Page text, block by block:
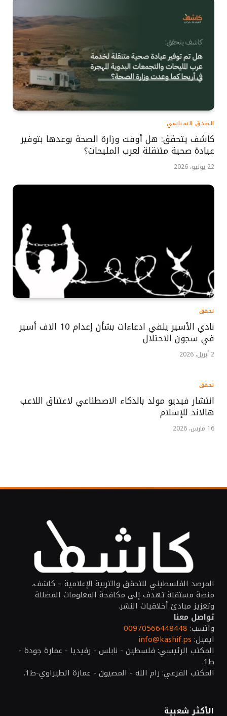
الصدق السياسي
كاشف يتحقق: هل أوفت وزارة الصحة بوعدها بتوفير
عيادة صحية متنقلة لعرب المليحات؟
22 يوليو، 2026
تحقق
نادي الأسير ينفي ادعاءات بشأن إعدام 10 الاف أسير
في سجون الاحتلال
2 أبريل، 2026
تحقق
انتشار فيديو مولد بالذكاء الاصطناعي لاعتناق اللاعب
هالاند للإسلام
16 مارس، 2026
المرصد الفلسطيني للتحقق والتربية الإعلامية – كاشف،
منصة مستقلة تهدف إلى مكافحة المعلومات المضللة
وتعزيز مبادئ أخلاقيات النشر.
تواصل معنا
واتسب: 00970566448448
ايميل: info@kashif.ps
المكتب الرئيسي: فلسطين - نابلس - رفيديا - عمارة جودة -
ط1.
المكتب الفرعي: رام الله - المصيون - عمارة الطيراوي-ط1.
الأكثر شعبية